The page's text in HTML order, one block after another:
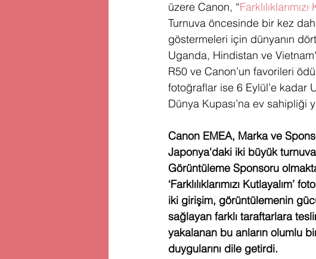
üzere Canon, “
Turnuva öncesinde bir kez
göstermeleri için dünyanın
Uganda, Hindistan ve
R50 ve Canon’un favorileri
fotoğraflar ise 6 Eylül’e kadar
Dünya Kupası’na ev
Canon EMEA, Marka ve
Japonya'daki iki büyük
Görüntüleme Sponsoru
‘Farklılıklarımızı
iki girişim, görüntülemenin
sağlayan farklı taraftarlara
yakalanan bu anların olumlu
duygularını dile getirdi.